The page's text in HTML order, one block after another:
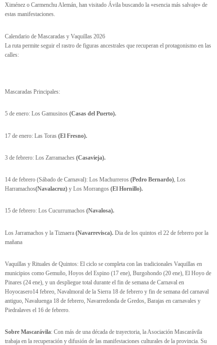
Ximénez o Carmenchu Alemán, han visitado Ávila buscando la «esencia más salvaje» de
estas manifestaciones.
Calendario de Mascaradas y Vaquillas 2026
La ruta permite seguir el rastro de figuras ancestrales que recuperan el protagonismo en las
calles:
Mascaradas Principales:
5 de enero: Los Gamusinos (Casas del Puerto).
17 de enero: Las Toras (El Fresno).
3 de febrero: Los Zarramaches (Casavieja).
14 de febrero (Sábado de Carnaval): Los Machurreros (Pedro Bernardo), Los
Harramachos(Navalacruz) y Los Morrangos (El Hornillo).
15 de febrero: Los Cucurrumachos (Navalosa).
Los Jarramachos y la Tiznaera (Navarrevisca). Dia de los quintos el 22 de febrero por la
mañana
Vaquillas y Rituales de Quintos: El ciclo se completa con las tradicionales Vaquillas en
municipios como Gemuño, Hoyos del Espino (17 ene), Burgohondo (20 ene), El Hoyo de
Pinares (24 ene), y un despliegue total durante el fin de semana de Carnaval en
Hoyocasero14 febreo, Navalmoral de la Sierra 18 de febrero y fin de semana del carnaval
antiguo, Navaluenga 18 de febrero, Navarredonda de Gredos, Barajas en carnavales y
Piedralaves el 16 de febrero.
Sobre Mascarávila: Con más de una década de trayectoria, la Asociación Mascarávila
trabaja en la recuperación y difusión de las manifestaciones culturales de la provincia. Su